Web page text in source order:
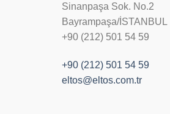
Sinanpaşa Sok. No.2
Bayrampaşa/İSTANBUL
+90 (212) 501 54 59
+90 (212) 501 54 59
eltos@eltos.com.tr